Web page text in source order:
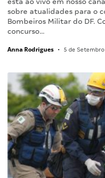
sobre atualidades para o
Bombeiros Militar do DF.
concurso…
Anna Rodrigues • 5 de